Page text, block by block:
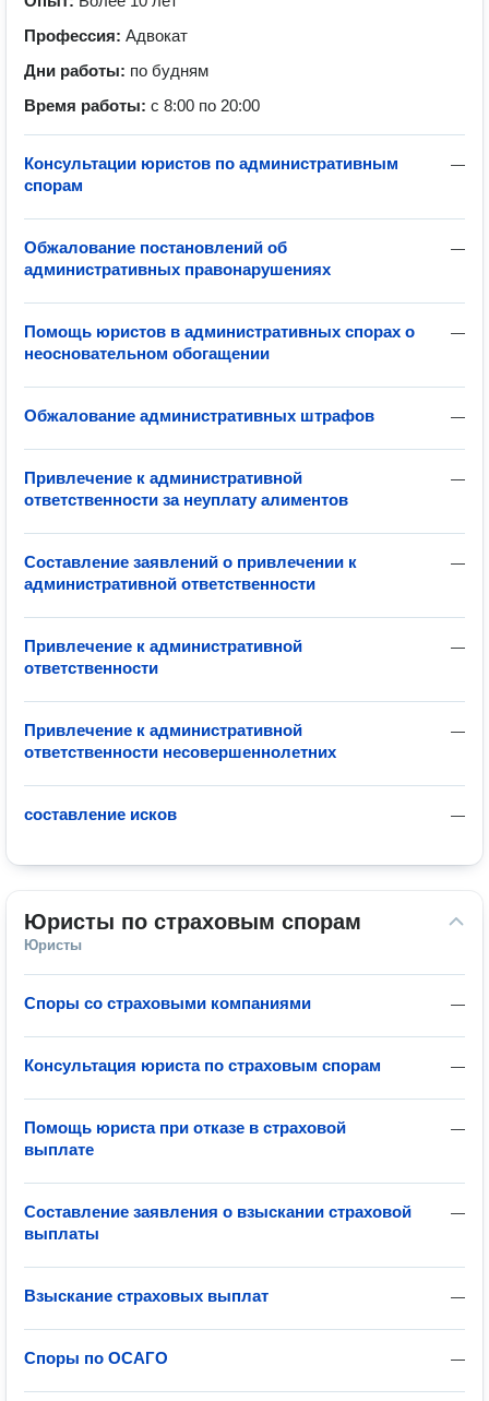
Профессия: Адвокат
Дни работы: по будням
Время работы: с 8:00 по 20:00
—
Консультации юристов по административным
спорам
—
Обжалование постановлений об
административных правонарушениях
—
Помощь юристов в административных спорах о
неосновательном обогащении
—
Обжалование административных штрафов
—
Привлечение к административной
ответственности за неуплату алиментов
—
Составление заявлений о привлечении к
административной ответственности
—
Привлечение к административной
ответственности
—
Привлечение к административной
ответственности несовершеннолетних
—
составление исков
Юристы по страховым спорам
Юристы
—
Споры со страховыми компаниями
—
Консультация юриста по страховым спорам
—
Помощь юриста при отказе в страховой
выплате
—
Составление заявления о взыскании страховой
выплаты
—
Взыскание страховых выплат
—
Споры по ОСАГО